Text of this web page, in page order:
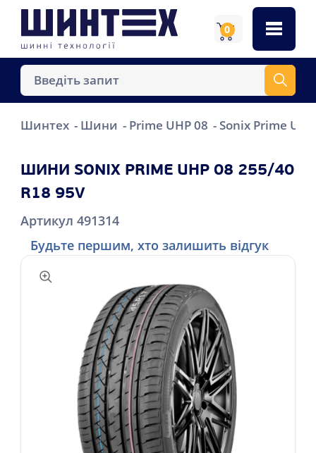
0
Шинтех Шини Prime UHP 08 Sonix Prime
ШИНИ SONIX PRIME UHP 08 255/40
R18 95V
Артикул 491314
Будьте першим, хто залишить відгук